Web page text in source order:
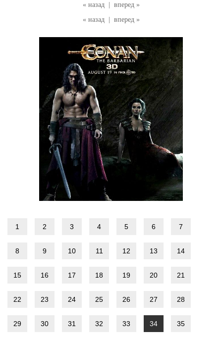
« назад
вперед »
« назад
вперед »
1 2 3 4 5 6 7
8 9 10 11 12 13 14
15 16 17 18 19 20 21
22 23 24 25 26 27 28
29 30 31 32 33 34 35